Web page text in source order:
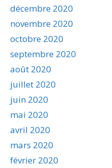
décembre 2020
novembre 2020
octobre 2020
septembre 2020
août 2020
juillet 2020
juin 2020
mai 2020
avril 2020
mars 2020
février 2020